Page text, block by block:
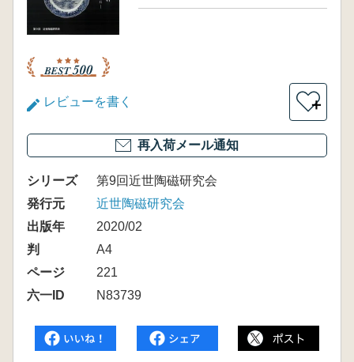
レビューを書く ＋
再入荷メール通知
シリーズ
第9回近世陶磁研究会
発行元
近世陶磁研究会
出版年
2020/02
判
A4
ページ
221
六一ID
N83739